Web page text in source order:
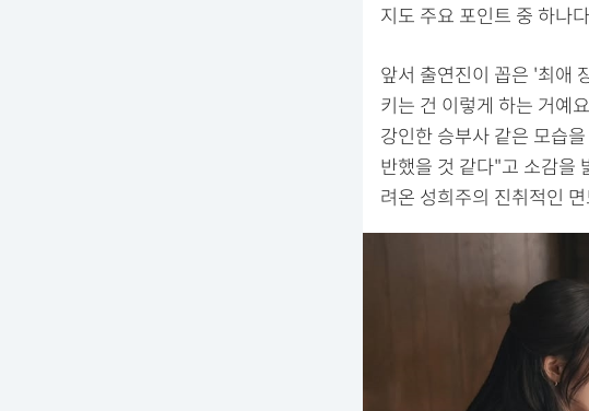
지도 주요 포인트 중 하나
앞서 출연진이 꼽은 '최애
키는 건 이렇게 하는 거예
강인한 승부사 같은 모습
반했을 것 같다"고 소감을
려온 성희주의 진취적인